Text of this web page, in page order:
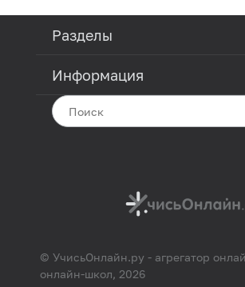
Разделы
Информация
© УчисьОнлайн.ру - агрегатор
онлайн-школ, 2026